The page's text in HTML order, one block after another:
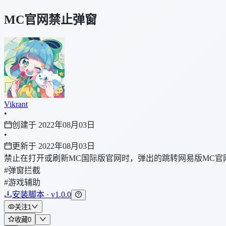
MC官网禁止弹窗
Vikrant
•
创建于 2022年08月03日
•
更新于 2022年08月03日
禁止在打开或刷新MC国际版官网时，弹出的跳转网易版MC官
#弹窗拦截
#游戏辅助
安装脚本 · v1.0.0
关注1
收藏0